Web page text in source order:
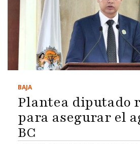
BAJA
Plantea diputado
para asegurar el
BC